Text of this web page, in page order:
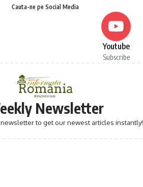
Cauta-ne pe Social Media
Youtube
Subscribe
Newsletter
to get our newest articles instantly!